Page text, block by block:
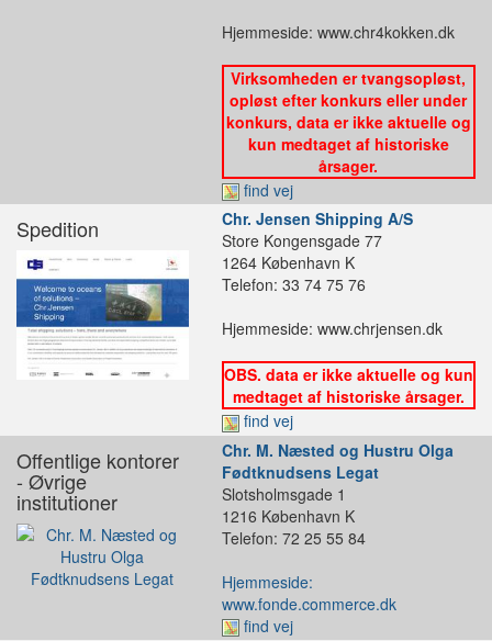
Hjemmeside: www.chr4kokken.dk
Virksomheden er tvangsopløst,
opløst efter konkurs eller under
konkurs, data er ikke aktuelle og
kun medtaget af historiske
årsager.
find vej
Spedition
Chr. Jensen Shipping A/S
Store Kongensgade 77
1264 København K
Telefon: 33 74 75 76
Hjemmeside: www.chrjensen.dk
OBS. data er ikke aktuelle og kun
medtaget af historiske årsager.
find vej
Offentlige kontorer
- Øvrige
institutioner
Chr. M. Næsted og Hustru Olga
Fødtknudsens Legat
Slotsholmsgade 1
1216 København K
Telefon: 72 25 55 84
Hjemmeside:
www.fonde.commerce.dk
find vej